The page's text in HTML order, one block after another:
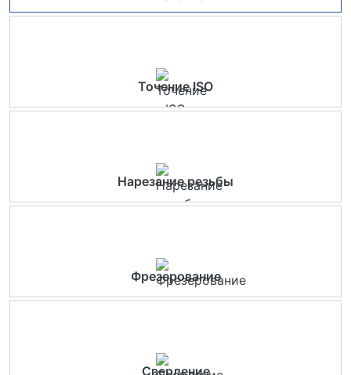
Точение ISO
Нарезание резьбы
Фрезерование
Сверление